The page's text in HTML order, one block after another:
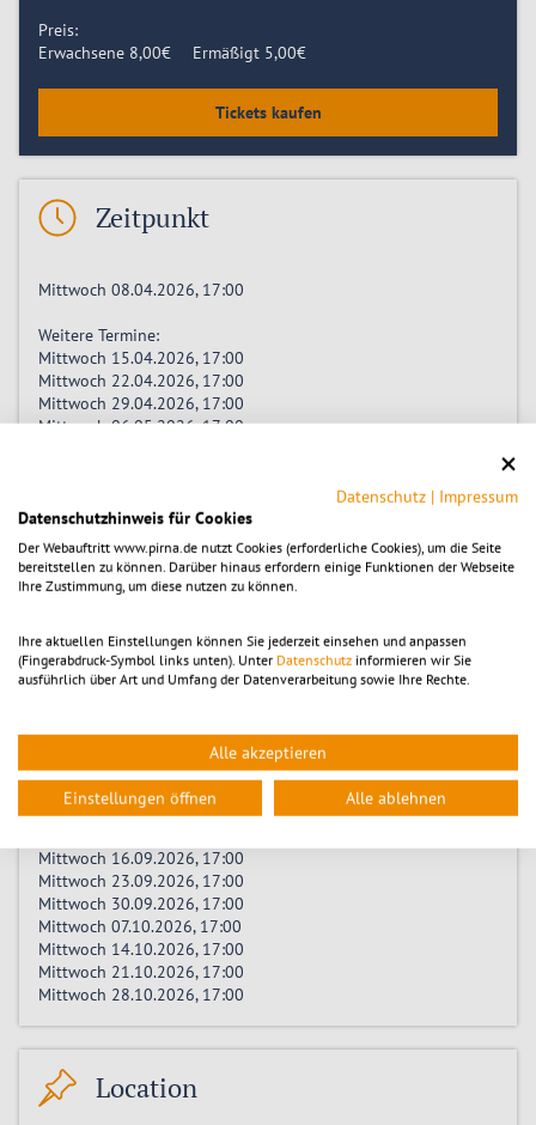
Preis:
Erwachsene 8,00€ Ermäßigt 5,00€
Tickets kaufen
Zeitpunkt
Mittwoch 08.04.2026, 17:00
Weitere Termine:
Mittwoch 15.04.2026, 17:00
Mittwoch 22.04.2026, 17:00
Mittwoch 29.04.2026, 17:00
Mittwoch 06.05.2026, 17:00
Mittwoch 03.06.2026, 17:00
Mittwoch 10.06.2026, 17:00
Mittwoch 17.06.2026, 17:00
Mittwoch 24.06.2026, 17:00
Mittwoch 08.07.2026, 17:00
Mittwoch 15.07.2026, 17:00
Mittwoch 22.07.2026, 17:00
Mittwoch 12.08.2026, 17:00
Mittwoch 19.08.2026, 17:00
Mittwoch 26.08.2026, 17:00
Mittwoch 02.09.2026, 17:00
Mittwoch 16.09.2026, 17:00
Mittwoch 23.09.2026, 17:00
Mittwoch 30.09.2026, 17:00
Mittwoch 07.10.2026, 17:00
Mittwoch 14.10.2026, 17:00
Mittwoch 21.10.2026, 17:00
Mittwoch 28.10.2026, 17:00
Location
Datenschutz | Impressum
Datenschutzhinweis für Cookies
Der Webauftritt www.pirna.de nutzt Cookies (erforderliche Cookies), um die Seite
bereitstellen zu können. Darüber hinaus erfordern einige Funktionen der Webseite
Ihre Zustimmung, um diese nutzen zu können.
Ihre aktuellen Einstellungen können Sie jederzeit einsehen und anpassen
(Fingerabdruck-Symbol links unten). Unter Datenschutz informieren wir Sie
ausführlich über Art und Umfang der Datenverarbeitung sowie Ihre Rechte.
Alle akzeptieren
Einstellungen öffnen Alle ablehnen